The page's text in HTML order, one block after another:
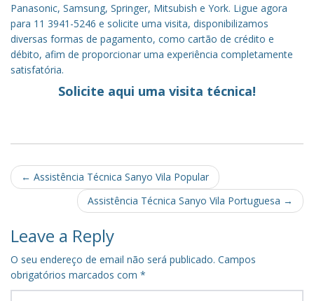
Panasonic, Samsung, Springer, Mitsubish e York. Ligue agora
para 11 3941-5246 e solicite uma visita, disponibilizamos
diversas formas de pagamento, como cartão de crédito e
débito, afim de proporcionar uma experiência completamente
satisfatória.
Solicite aqui uma visita técnica!
Post
navigation
← Assistência Técnica Sanyo Vila Popular
Assistência Técnica Sanyo Vila Portuguesa →
Leave a Reply
O seu endereço de email não será publicado. Campos
obrigatórios marcados com *